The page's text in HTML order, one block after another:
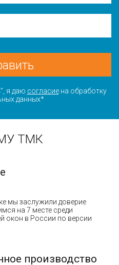
я даю согласиена обработку
данных*
ТМК
мы заслужили доверие
на 7 месте среди
окон в России по версии
производство